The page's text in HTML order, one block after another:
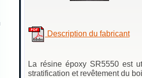
Description du fabricant
La résine époxy SR5550 est
stratification et revêtement du